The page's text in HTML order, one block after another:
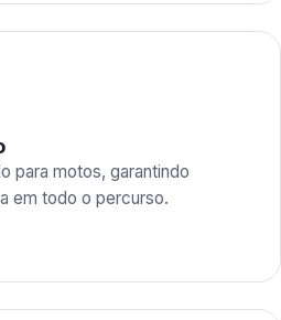
para motos, garantindo
em todo o percurso.